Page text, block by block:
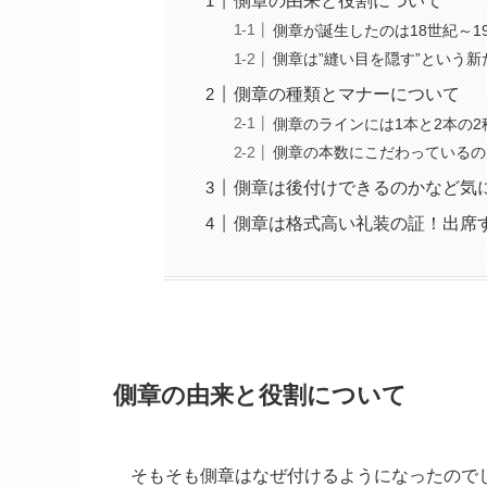
側章が誕生したのは18世紀～
側章は”縫い目を隠す”という
側章の種類とマナーについて
側章のラインには1本と2本の2
側章の本数にこだわっている
側章は後付けできるのかなど気
側章は格式高い礼装の証！出席
側章の由来と役割について
そもそも側章はなぜ付けるようになったので